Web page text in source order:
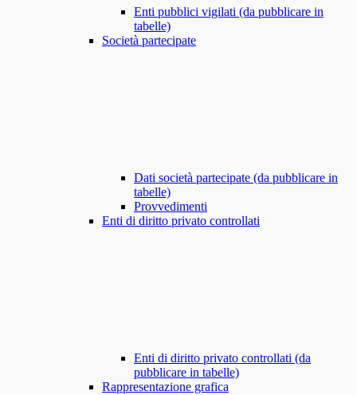
Enti pubblici vigilati (da pubblicare in
tabelle)
Società partecipate
Dati società partecipate (da pubblicare in
tabelle)
Provvedimenti
Enti di diritto privato controllati
Enti di diritto privato controllati (da
pubblicare in tabelle)
Rappresentazione grafica